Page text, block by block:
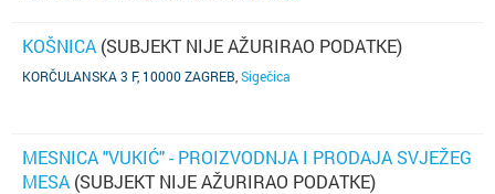
KOŠNICA (SUBJEKT NIJE AŽURIRAO PODATKE)
KORČULANSKA 3 F, 10000 ZAGREB Sigečica
MESNICA "VUKIĆ" - PROIZVODNJA I PRODAJA SVJEŽEG
MESA (SUBJEKT NIJE AŽURIRAO PODATKE)